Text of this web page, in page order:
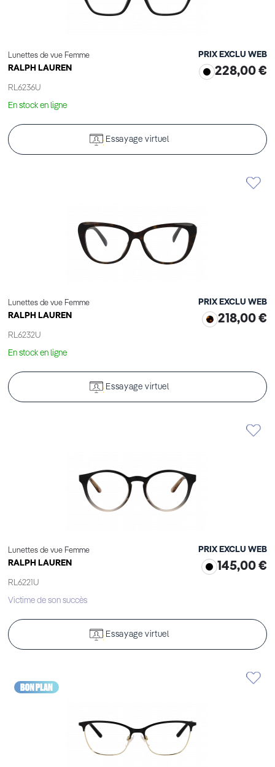
Lunettes de vue Femme
RALPH LAUREN
RL6236U
PRIX EXCLU WEB
228,00 €
En stock en ligne
Essayage virtuel
Lunettes de vue Femme
RALPH LAUREN
RL6232U
PRIX EXCLU WEB
218,00 €
En stock en ligne
Essayage virtuel
Lunettes de vue Femme
RALPH LAUREN
RL6221U
PRIX EXCLU WEB
145,00 €
Victime de son succès
Essayage virtuel